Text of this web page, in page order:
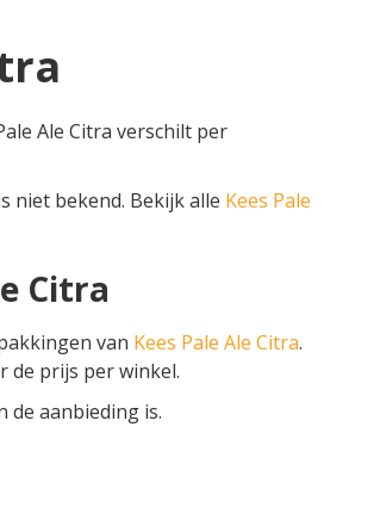
Ale Citra verschilt per
niet bekend. Bekijk alle Kees Pale
Citra
van Kees Pale Ale Citra.
de prijs per winkel.
de aanbieding is.